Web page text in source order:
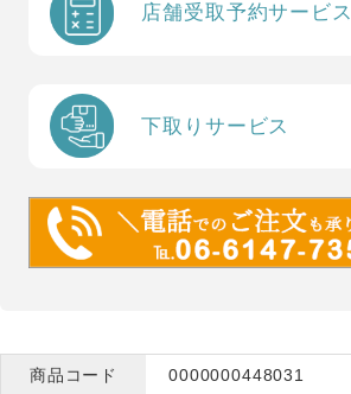
店舗受取予約サービス
下取りサービス
商品コード 0000000448031